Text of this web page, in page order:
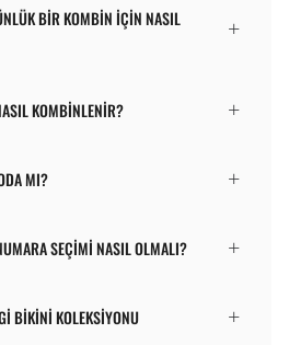
BIR KOMBIN IÇIN NASIL
KOMBINLENIR?
MI?
SEÇIMI NASIL OLMALI?
BIKINI KOLEKSIYONU